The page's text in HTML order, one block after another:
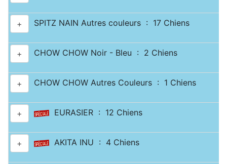
+ SPITZ NAIN Autres couleurs : 17 Chiens
+ CHOW CHOW Noir - Bleu : 2 Chiens
+ CHOW CHOW Autres Couleurs : 1 Chiens
+ EURASIER : 12 Chiens
+ AKITA INU : 4 Chiens